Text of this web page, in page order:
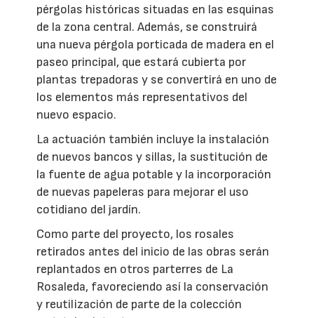
pérgolas históricas situadas en las esquinas
de la zona central. Además, se construirá
una nueva pérgola porticada de madera en el
paseo principal, que estará cubierta por
plantas trepadoras y se convertirá en uno de
los elementos más representativos del
nuevo espacio.
La actuación también incluye la instalación
de nuevos bancos y sillas, la sustitución de
la fuente de agua potable y la incorporación
de nuevas papeleras para mejorar el uso
cotidiano del jardín.
Como parte del proyecto, los rosales
retirados antes del inicio de las obras serán
replantados en otros parterres de La
Rosaleda, favoreciendo así la conservación
y reutilización de parte de la colección